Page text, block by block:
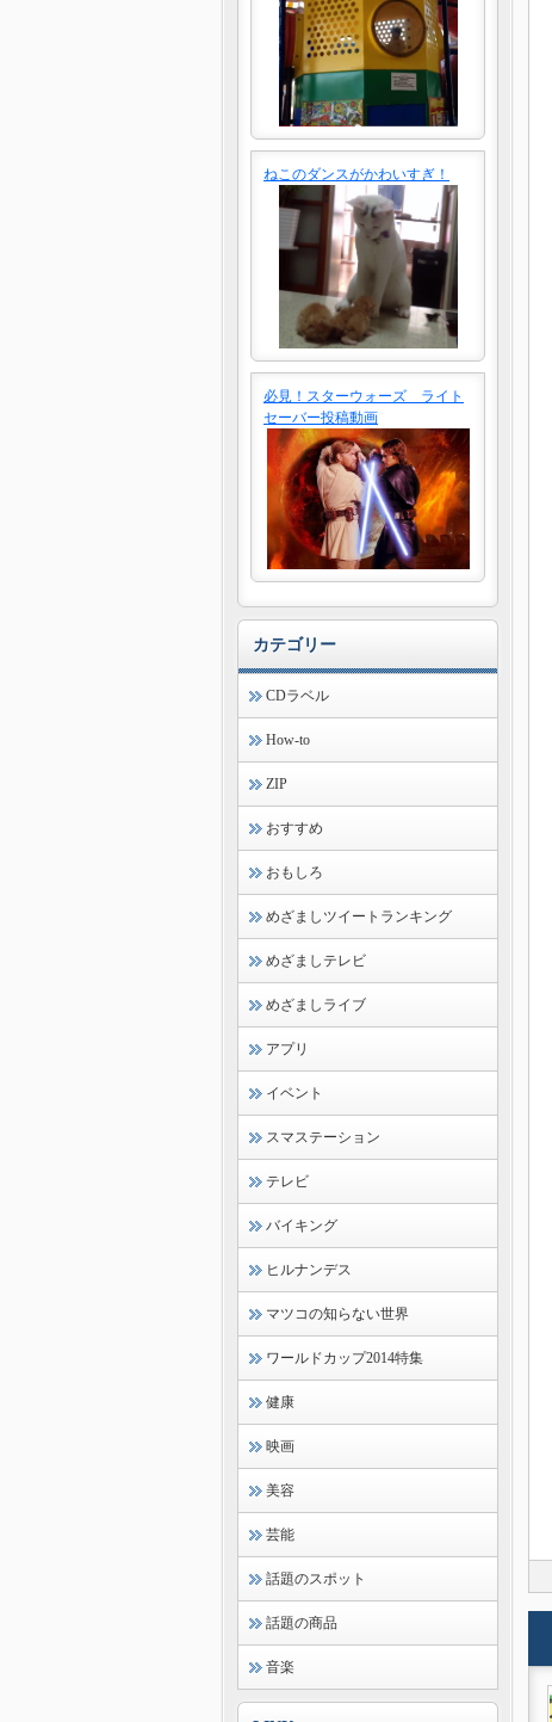
ねこのダンスがかわいすぎ！
必見！スターウォーズ ライト
セーバー投稿動画
カテゴリー
CDラベル
How-to
ZIP
おすすめ
おもしろ
めざましツイートランキング
めざましテレビ
めざましライブ
アプリ
イベント
スマステーション
テレビ
バイキング
ヒルナンデス
マツコの知らない世界
ワールドカップ2014特集
健康
映画
美容
芸能
話題のスポット
話題の商品
音楽